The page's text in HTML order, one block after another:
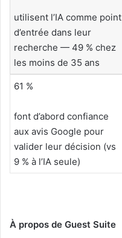
utilisent l’IA comme point
d’entrée dans leur
recherche — 49 % chez
les moins de 35 ans
61 %
font d’abord confiance
aux avis Google pour
valider leur décision (vs
9 % à l’IA seule)
À propos de Guest Suite